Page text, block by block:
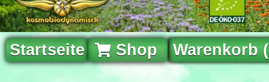
Startseite Shop Warenkorb